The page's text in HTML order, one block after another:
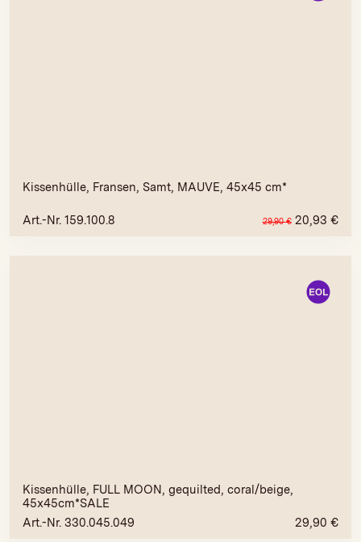
Kissenhülle, Fransen, Samt, MAUVE, 45x45 cm*
Art.-Nr. 159.100.8 29,90€ 20,93 €
Kissenhülle, FULL MOON, gequilted, coral/beige,
45x45cm*SALE
Art.-Nr. 330.045.049
29,90 €